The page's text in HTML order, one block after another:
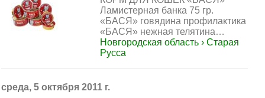
Ламистерная банка 75 гр.
«БАСЯ» говядина профилактика
«БАСЯ» нежная телятина…
Новгородская область › Старая
Русса
среда, 5 октября 2011 г.